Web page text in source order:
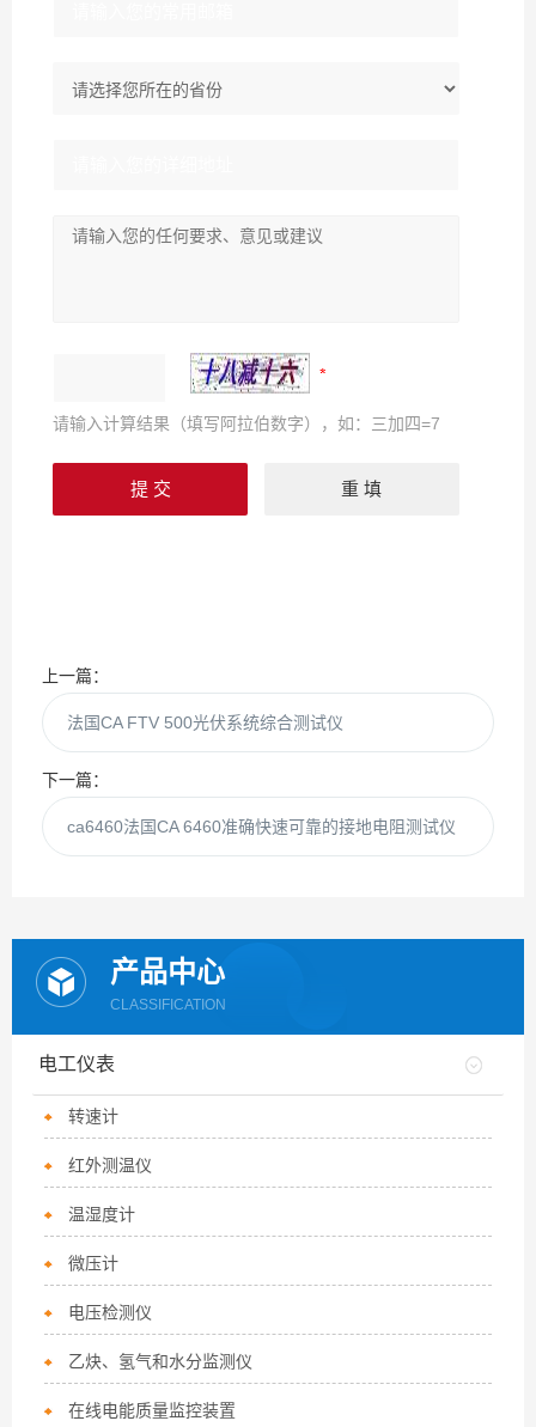
请输入计算结果（填写阿拉伯数字），如：三加四=7
上一篇：
法国CA FTV 500光伏系统综合测试仪
下一篇：
ca6460法国CA 6460准确快速可靠的接地电阻测试仪
产品中心
CLASSIFICATION
电工仪表
转速计
红外测温仪
温湿度计
微压计
电压检测仪
乙炔、氢气和水分监测仪
在线电能质量监控装置